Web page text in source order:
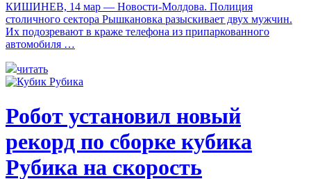
КИШИНЕВ, 14 мар — Новости-Молдова. Полиция
столичного сектора Рышкановка разыскивает двух мужчин.
Их подозревают в краже телефона из припаркованного
автомобиля …
читать
Робот установил новый
рекорд по сборке кубика
Рубика на скорость